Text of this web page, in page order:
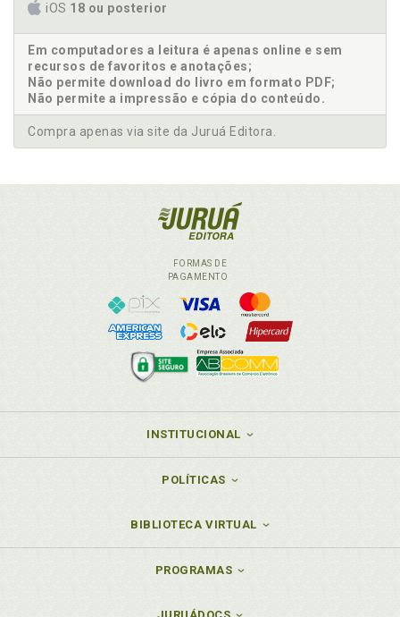
iOS 18 ou posterior
Em computadores a leitura é apenas online e sem
recursos de favoritos e anotações;
Não permite download do livro em formato PDF;
Não permite a impressão e cópia do conteúdo.
Compra apenas via site da Juruá Editora.
FORMAS DE
PAGAMENTO
INSTITUCIONAL
POLÍTICAS
BIBLIOTECA VIRTUAL
PROGRAMAS